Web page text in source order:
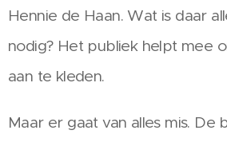
Hennie de Haan. Wat is daar
nodig? Het publiek helpt mee
aan te kleden.
Maar er gaat van alles mis. De